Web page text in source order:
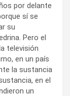
por delante
sí se
su
Pero el
televisión
en un país
la sustancia
en el
un